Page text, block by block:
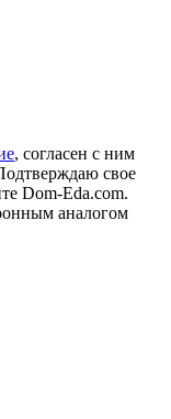
, согласен с ним
свое
Dom-Eda.com.
аналогом